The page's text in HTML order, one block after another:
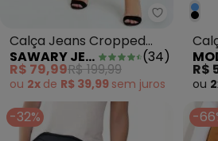
Sawary
Calça Jeans Cropped
Destroyed Sawary
SAWARY JEANS (34)
R$ 79,99R$ 199,99
ou 2x de R$ 39,99 sem juros
R$
ou
-32% -